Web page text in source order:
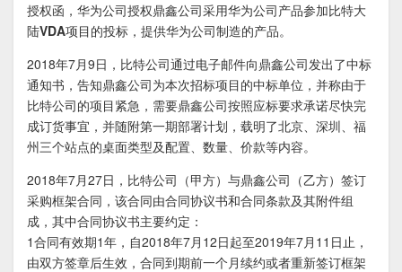
授权函，华为公司授权鼎鑫公司采用华为公司产品参加比特大
陆VDA项目的投标，提供华为公司制造的产品。
2018年7月9日，比特公司通过电子邮件向鼎鑫公司发出了中标
通知书，告知鼎鑫公司为本次招标项目的中标单位，并称由于
比特公司的项目紧急，需要鼎鑫公司按照应标要求承诺尽快完
成订货事宜，并随附第一期部署计划，载明了北京、深圳、福
州三个站点的桌面类型及配置、数量、价款等内容。
2018年7月27日，比特公司（甲方）与鼎鑫公司（乙方）签订
采购框架合同，该合同由合同协议书和合同条款及其附件组
成，其中合同协议书主要约定：
1合同有效期1年，自2018年7月12日起至2019年7月11日止，
由双方签章后生效，合同到期前一个月续约或者重新签订框架